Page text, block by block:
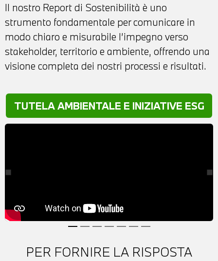
Il nostro Report di Sostenibilità è uno
strumento fondamentale per comunicare in
modo chiaro e misurabile l’impegno verso
stakeholder, territorio e ambiente, offrendo una
visione completa dei nostri processi e risultati.
TUTELA AMBIENTALE E INIZIATIVE ESG
PER FORNIRE LA RISPOSTA